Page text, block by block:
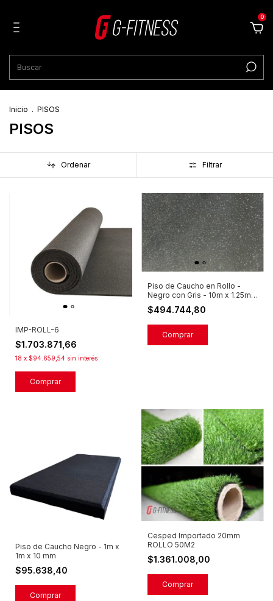
0
Inicio . PISOS
PISOS
Ordenar Filtrar
IMP-ROLL-6
$1.703.871,66
18 x $94.659,54 sin interés
Piso de Caucho en Rollo -
Negro con Gris - 10m x 1.25m x
5mm
$494.744,80
Piso de Caucho Negro - 1m x
1m x 10 mm
$95.638,40
Cesped Importado 20mm
ROLLO 50M2
$1.361.008,00